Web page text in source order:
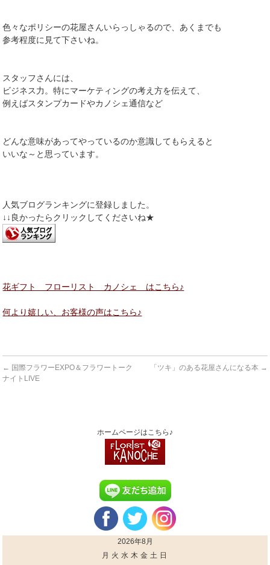
色々なポリシーの花屋さんいらっしゃるので、あくまでも
参考程度に見て下さいね。
スタッフさんには、
ビジネス力。特にマーケティングの考え方を伝えて、
例えばスタンプカードやカノシェ通信など
どんな意味があってやっているのか意識してもらえると
いいな～と思っています。
人気ブログランキングに登録しました。
↓↓良かったらクリックしてくださいね★
花ギフト フローリスト カノシェ はこちら♪
何より嬉しい、お客様の声はこちら♪
← 国際フラワーEXPO＆フラワートーク
ナイトLIVE
「ツキ」のある花屋さんになる本 →
ホームページはこちら♪
2026年8月
月 火 水 木 金 土 日